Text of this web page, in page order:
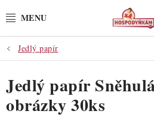
na
POTŘEBY
POMŮCKY
SUROVINY
Jedlý papír
Jedlý papír
obrázky 30ks